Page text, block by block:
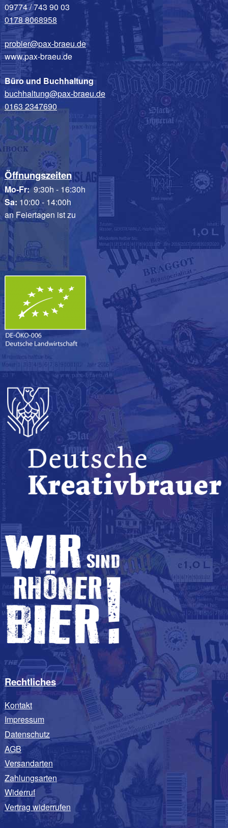
09774 / 743 90 03
0178 8068958
probier@pax-braeu.de
www.pax-braeu.de
Büro und Buchhaltung
buchhaltung@pax-braeu.de
0163 2347690
Öffnungszeiten
Mo-Fr:9:30h - 16:30h
Sa: 10:00 - 14:00h
an Feiertagen ist zu
Rechtliches
Kontakt
Impressum
Datenschutz
AGB
Versandarten
Zahlungsarten
Widerruf
Vertrag widerrufen